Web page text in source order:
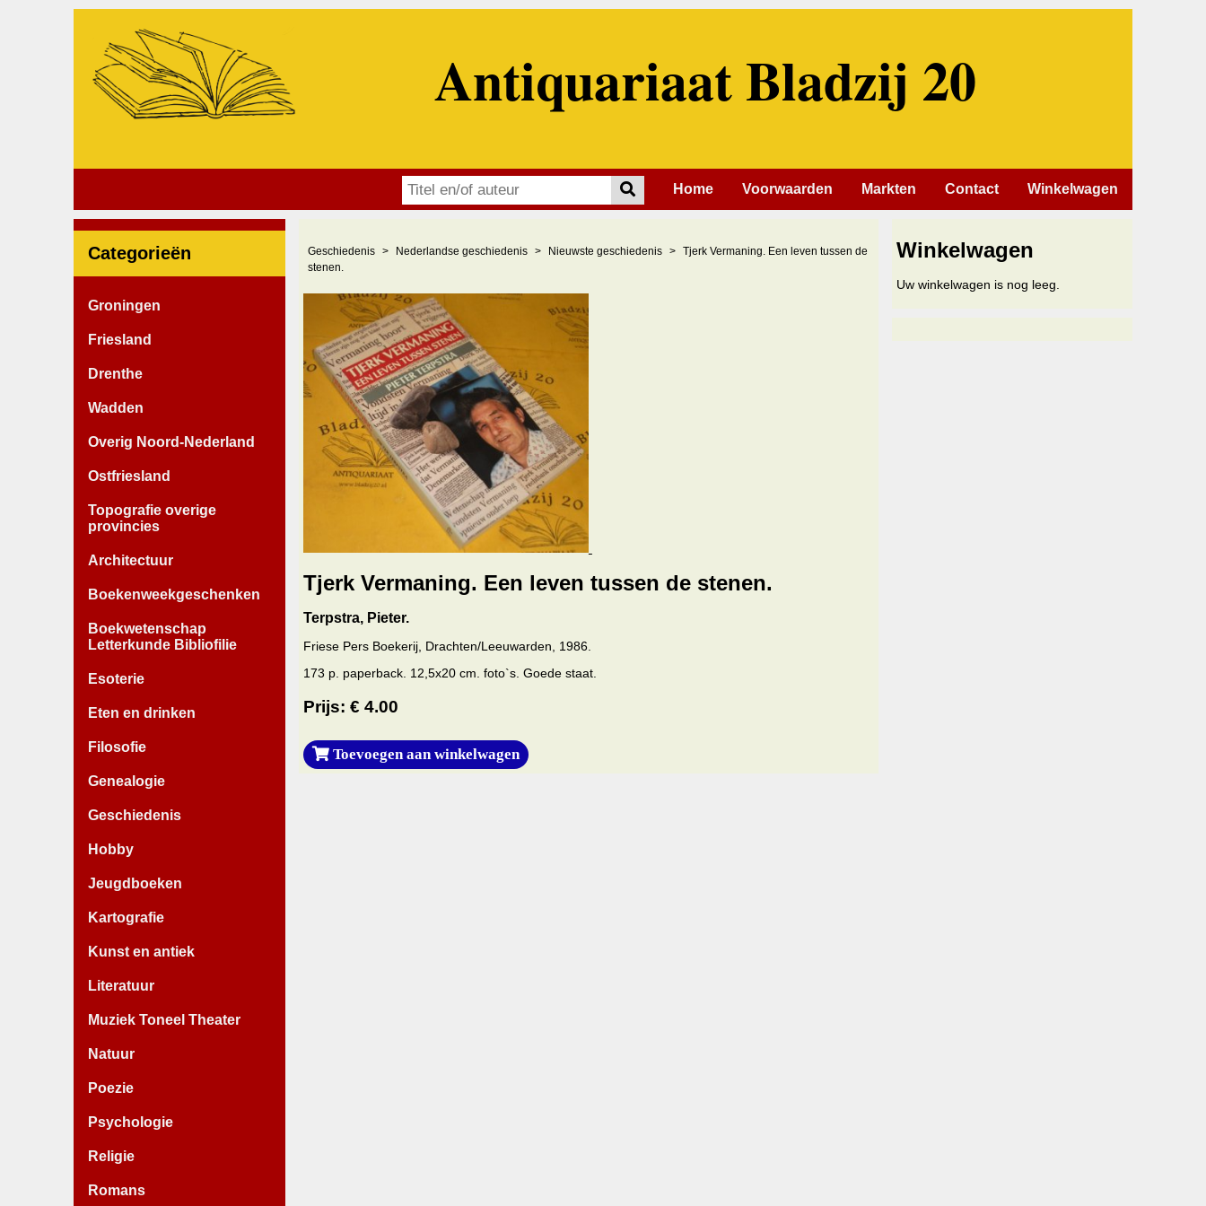
Antiquariaat Bladzij 20
Winkelwagen
Contact
Markten
Voorwaarden
Home
Categorieën
Groningen
Friesland
Drenthe
Wadden
Overig Noord-Nederland
Ostfriesland
Topografie overige
provincies
Architectuur
Boekenweekgeschenken
Boekwetenschap
Letterkunde Bibliofilie
Esoterie
Eten en drinken
Filosofie
Genealogie
Geschiedenis
Hobby
Jeugdboeken
Kartografie
Kunst en antiek
Literatuur
Muziek Toneel Theater
Natuur
Poezie
Psychologie
Religie
Romans
Geschiedenis Nederlandse geschiedenis Nieuwste geschiedenis
Tjerk Vermaning. Een leven tussen de
stenen.
Tjerk Vermaning. Een leven tussen de stenen.
Terpstra, Pieter.
Friese Pers Boekerij, Drachten/Leeuwarden, 1986.
173 p. paperback. 12,5x20 cm. foto`s. Goede staat.
Prijs: € 4.00
Toevoegen aan winkelwagen
Winkelwagen
Uw winkelwagen is nog leeg.